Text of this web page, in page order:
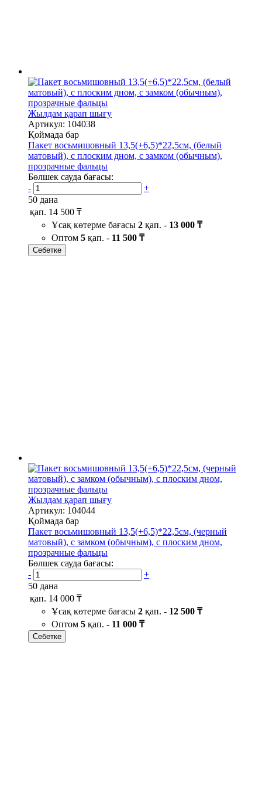
Жылдам қарап шығу
Артикул: 104038
Қоймада бар
Пакет восьмишовный 13,5(+6,5)*22,5см, (белый
матовый), с плоским дном, с замком (обычным),
прозрачные фальцы
Бөлшек сауда бағасы:
-
+
50 дана
қап. 14 500 ₸
Ұсақ көтерме бағасы 2 қап. - 13 000 ₸
Оптом 5 қап. - 11 500 ₸
Себетке
Жылдам қарап шығу
Артикул: 104044
Қоймада бар
Пакет восьмишовный 13,5(+6,5)*22,5см, (черный
матовый), с замком (обычным), с плоским дном,
прозрачные фальцы
Бөлшек сауда бағасы:
-
+
50 дана
қап. 14 000 ₸
Ұсақ көтерме бағасы 2 қап. - 12 500 ₸
Оптом 5 қап. - 11 000 ₸
Себетке